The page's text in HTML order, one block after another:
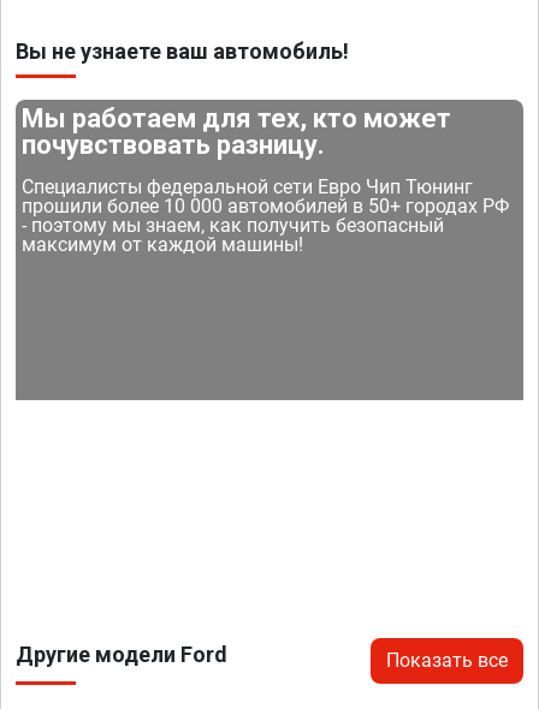
Вы не узнаете ваш автомобиль!
Мы работаем для тех, кто может
почувствовать разницу.
Специалисты федеральной сети Евро Чип Тюнинг
прошили более 10 000 автомобилей в 50+ городах РФ
- поэтому мы знаем, как получить безопасный
максимум от каждой машины!
Другие модели Ford Показать все